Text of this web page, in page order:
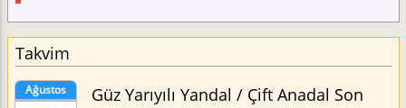
Takvim
Ağustos
Güz Yarıyılı Yandal / Çift Anadal Son